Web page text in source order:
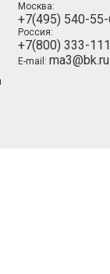
Москва:
+7(495) 540-
Россия:
+7(800) 333-
E-mail: ma3@bk.ru